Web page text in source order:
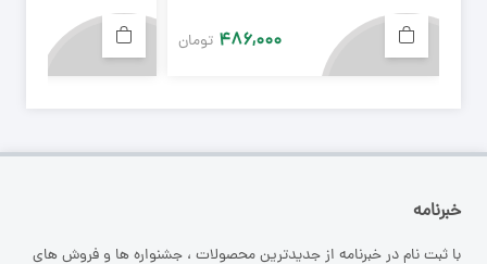
۴۸۶,۰۰۰ تومان
خبرنامه
با ثبت نام در خبرنامه از جدیدترین محصولات ، جشنواره ها و فروش های